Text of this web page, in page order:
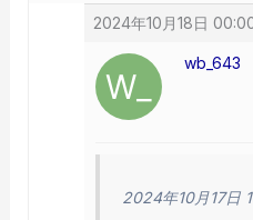
2024年10月18日
wb_643
2024年10月17日